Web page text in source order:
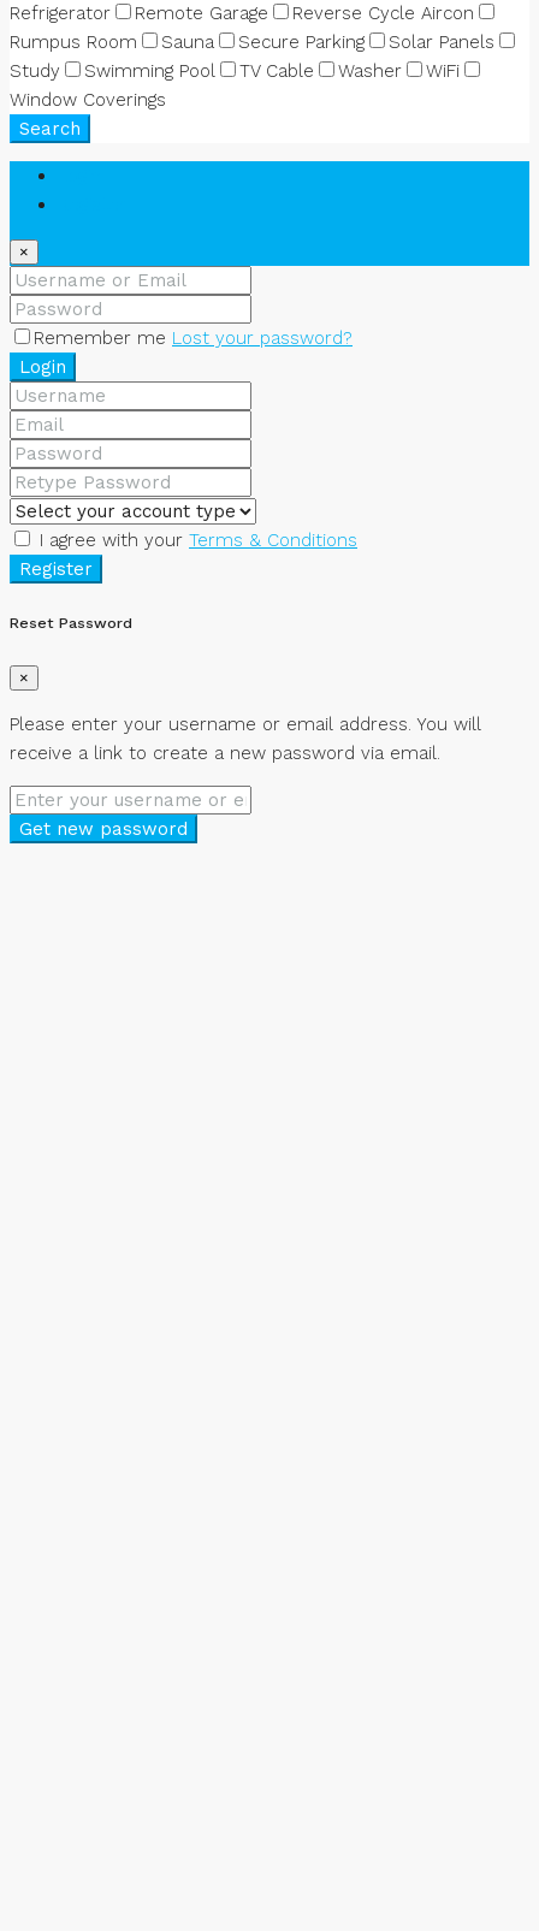
Refrigerator
Remote Garage
Reverse Cycle Aircon
Rumpus Room
Sauna Secure Parking
Solar Panels
Study
Swimming Pool TV Cable Washer
WiFi
Window Coverings
Search
×
Remember me Lost your password?
Login
I agree with your Terms & Conditions
Register
Reset Password
×
Please enter your username or email address. You will
receive a link to create a new password via email.
Get new password